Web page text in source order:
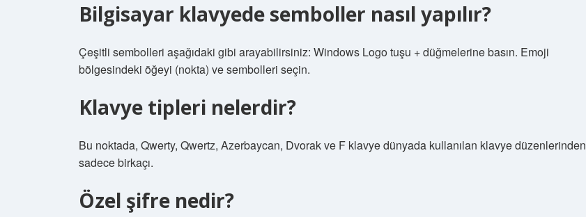
Bilgisayar klavyede semboller nasıl yapılır?
Çeşitli sembolleri aşağıdaki gibi arayabilirsiniz: Windows Logo tuşu + düğmelerine basın. Emoji
bölgesindeki öğeyi (nokta) ve sembolleri seçin.
Klavye tipleri nelerdir?
Bu noktada, Qwerty, Qwertz, Azerbaycan, Dvorak ve F klavye dünyada kullanılan klavye düzenlerinden
sadece birkaçı.
Özel şifre nedir?